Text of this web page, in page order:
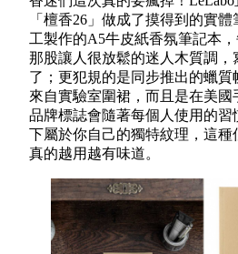
「檀香26」做成了摸得到的實
工製作的A5牛皮紙香氛筆記本
那股讓人很放鬆的迷人木質調，
了；更犯規的是同步推出的蠟
來自實驗室圍裙，而且是在美
品牌標誌會隨著每個人使用的習
下屬於你自己的獨特紋理，這種
真的越用越有味道。